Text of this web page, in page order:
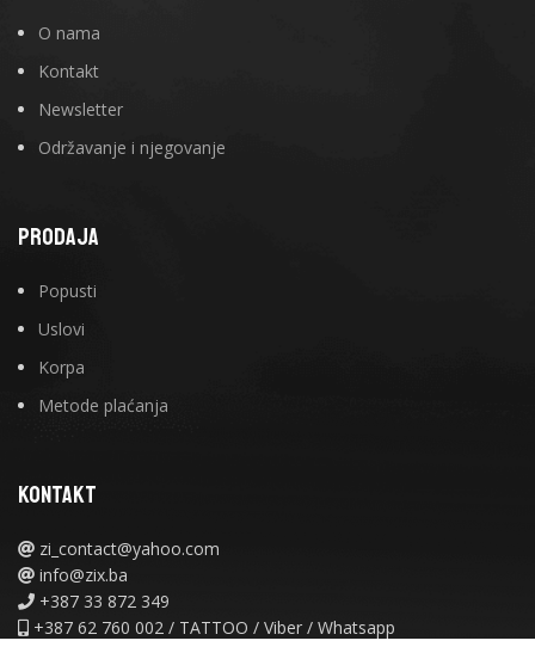
O nama
Kontakt
Newsletter
Održavanje i njegovanje
PRODAJA
Popusti
Uslovi
Korpa
Metode plaćanja
KONTAKT
zi_contact@yahoo.com
info@zix.ba
+387 33 872 349
+387 62 760 002 / TATTOO / Viber / Whatsapp